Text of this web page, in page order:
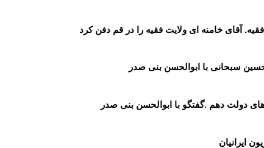
آقای خامنه ای ولایت فقیه را در قم دفن کرد
سبحانی با ابوالحسن بنی صدر
دولت دهم .گفتگو با ابوالحسن بنی صدر
ایرانیان